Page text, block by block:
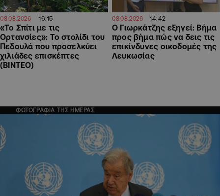
08.08.2026 16:15
«Το Σπίτι με τις
Ορτανσίες»: Το στολίδι του
Πεδουλά που προσελκύει
χιλιάδες επισκέπτες
(ΒΙΝΤΕΟ)
08.08.2026 14:42
Ο Γιωρκάτζης εξηγεί: Βήμα
προς βήμα πώς να δεις τις
επικίνδυνες οικοδομές της
Λευκωσίας
ΦΩΤΟΓΡΑΦΙΑ ΤΗΣ ΗΜΕΡΑΣ